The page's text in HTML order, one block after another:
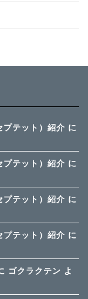
テット）紹介 に
テット）紹介 に
テット）紹介 に
テット）紹介 に
ゴクラクテン よ